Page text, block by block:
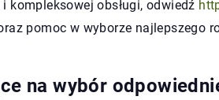
kompleksowej obsługi, odwiedź
pomoc w wyborze najlepszego
na wybór